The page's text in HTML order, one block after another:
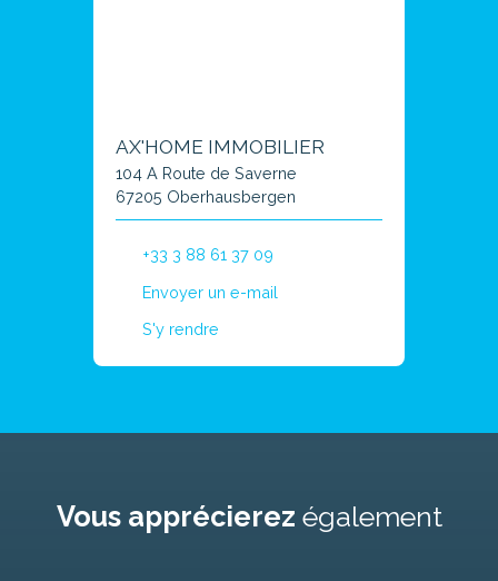
AX'HOME IMMOBILIER
104 A Route de Saverne
67205 Oberhausbergen
+33 3 88 61 37 09
Envoyer un e-mail
S'y rendre
Vous apprécierez également